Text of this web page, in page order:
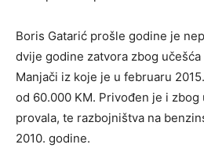
Boris Gatarić prošle godine je
dvije godine zatvora zbog učešća
Manjači iz koje je u februaru
od 60.000 KM. Privođen je i
provala, te razbojništva na
2010. godine.